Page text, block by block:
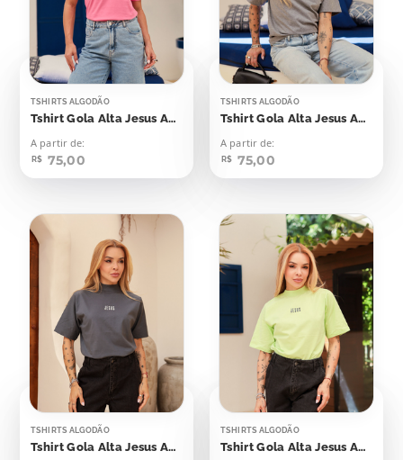
TSHIRTS ALGODÃO
Tshirt Gola Alta Jesus Aplicação
A partir de:
R$ 75,00
TSHIRTS ALGODÃO
Tshirt Gola Alta Jesus Aplicação
A partir de:
R$ 75,00
TSHIRTS ALGODÃO
Tshirt Gola Alta Jesus Aplicação
TSHIRTS ALGODÃO
Tshirt Gola Alta Jesus Aplicação